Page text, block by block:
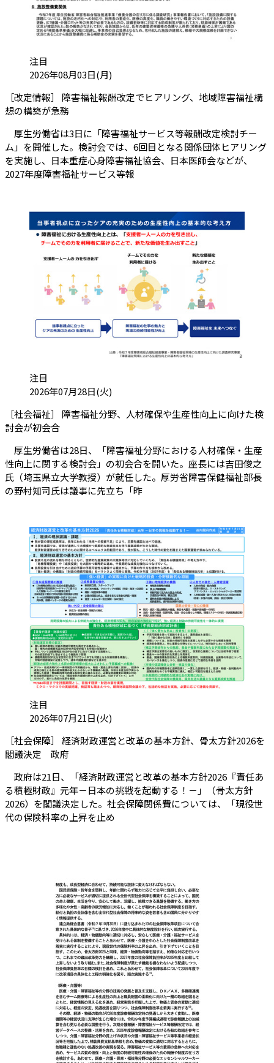
カテゴリ:
注目
投稿日:2026年08月03日(月)
［改定情報］ 障害福祉報酬改定でヒアリング、地域障害福祉構
想の構築が急務
厚生労働省は3日に「障害福祉サービス等報酬改定検討チー
ム」を開催した。検討会では、6回目となる関係団体ヒアリング
を実施し、日本重症心身障害福祉協会、日本医師会などが、
2027年度障害福祉サービス等報
カテゴリ:
注目
投稿日:2026年07月28日(火)
［社会福祉］ 障害福祉分野、人材確保や生産性向上に向けた検
討会が初会合（会員限定記事）
厚生労働省は28日、「障害福祉分野における人材確保・生産
性向上に関する検討会」の初会合を開いた。座長には吉田俊之
氏（埼玉県立大学教授）が就任した。厚労省障害保健福祉部長
の野村知司氏は議事に先立ち「昨
カテゴリ:
注目
投稿日:2026年07月21日(火)
［社会保障］ 経済財政運営と改革の基本方針、骨太方針2026を
閣議決定 政府
政府は21日、「経済財政運営と改革の基本方針2026『責任あ
る積極財政』元年－日本の挑戦を起動する！－」（骨太方針
2026）を閣議決定した。社会保障関係費については、「現役世
代の保険料率の上昇を止め